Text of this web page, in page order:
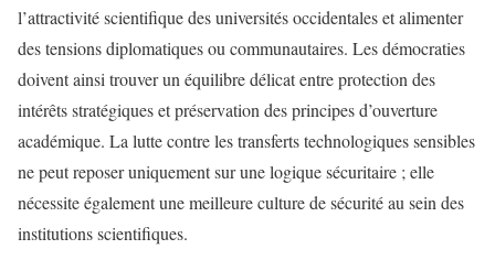
l’attractivité scientifique des universités occidentales et alimenter
des tensions diplomatiques ou communautaires. Les démocraties
doivent ainsi trouver un équilibre délicat entre protection des
intérêts stratégiques et préservation des principes d’ouverture
académique. La lutte contre les transferts technologiques sensibles
ne peut reposer uniquement sur une logique sécuritaire ; elle
nécessite également une meilleure culture de sécurité au sein des
institutions scientifiques.